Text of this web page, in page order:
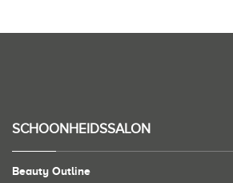
SCHOONHEIDSSALON
Beauty Outline